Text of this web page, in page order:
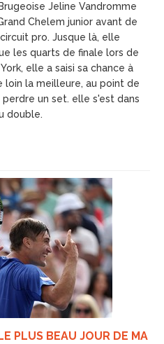
Jeline Vandromme
Chelem junior avant de
pro. Jusque là, elle
les quarts de finale lors de
elle a saisi sa chance à
la meilleure, au point de
un set. elle s'est dans
double.
PLUS BEAU JOUR DE MA